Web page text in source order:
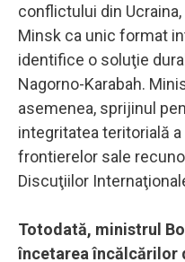
conflictului din
Minsk ca unic format
identifice o soluţie
Nagorno-Karabah.
asemenea, sprijinul
integritatea teritorială
frontierelor sale
Discuţiilor
Totodată, ministrul
încetarea încălcărilor